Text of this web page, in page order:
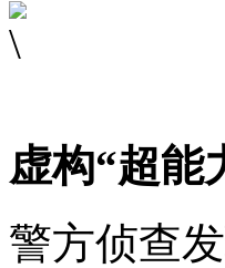
虚构“超能
警方侦查